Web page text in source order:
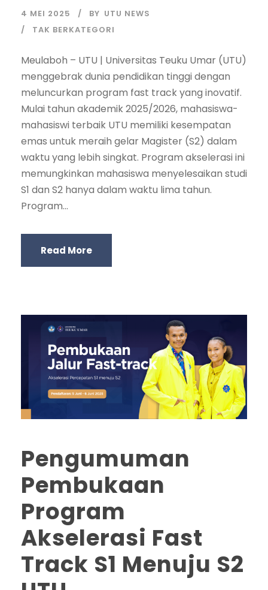
4 MEI 2025 BY UTU NEWS
TAK BERKATEGORI
Meulaboh – UTU | Universitas Teuku Umar (UTU)
menggebrak dunia pendidikan tinggi dengan
meluncurkan program fast track yang inovatif.
Mulai tahun akademik 2025/2026, mahasiswa-
mahasiswi terbaik UTU memiliki kesempatan
emas untuk meraih gelar Magister (S2) dalam
waktu yang lebih singkat. Program akselerasi ini
memungkinkan mahasiswa menyelesaikan studi
S1 dan S2 hanya dalam waktu lima tahun.
Program...
Read More
Pengumuman
Pembukaan
Program
Akselerasi Fast
Track S1 Menuju S2